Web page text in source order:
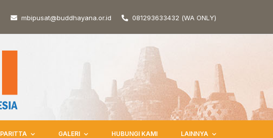
mbipusat@buddhayana.or.id 081293633432 (WA ONLY)
PARITTA GALERI HUBUNGI KAMI LAINNYA